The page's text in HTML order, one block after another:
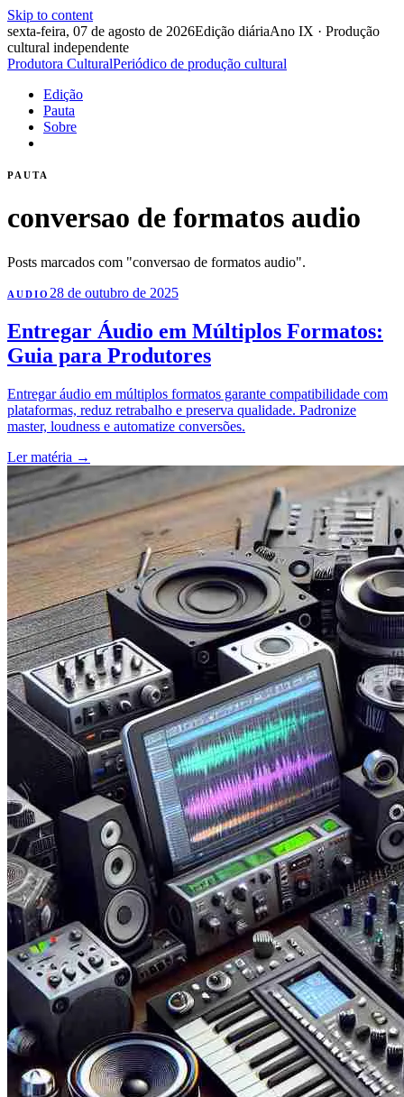
Skip to content
sexta-feira, 07 de agosto de 2026Edição diáriaAno IX · Produção
cultural independente
Produtora CulturalPeriódico de produção cultural
Edição
Pauta
Sobre
PAUTA
conversao de formatos audio
Posts marcados com "conversao de formatos audio".
AUDIO 28 de outubro de 2025
Entregar Áudio em Múltiplos Formatos:
Guia para Produtores
Entregar áudio em múltiplos formatos garante compatibilidade com
plataformas, reduz retrabalho e preserva qualidade. Padronize
master, loudness e automatize conversões.
Ler matéria →